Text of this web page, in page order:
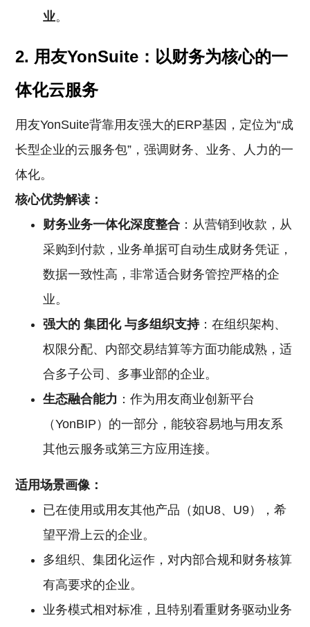
业。
2. 用友YonSuite：以财务为核心的一
体化云服务
用友YonSuite背靠用友强大的ERP基因，定位为“成
长型企业的云服务包”，强调财务、业务、人力的一
体化。
核心优势解读：
财务业务一体化深度整合 ：从营销到收款，从
采购到付款，业务单据可自动生成财务凭证，
数据一致性高，非常适合财务管控严格的企
业。
强大的 集团化 与多组织支持：在组织架构、
权限分配、内部交易结算等方面功能成熟，适
合多子公司、多事业部的企业。
生态融合能力 ：作为用友商业创新平台
（YonBIP）的一部分，能较容易地与用友系
其他云服务或第三方应用连接。
适用场景画像：
已在使用或用友其他产品（如U8、U9），希
望平滑上云的企业。
多组织、集团化运作，对内部合规和财务核算
有高要求的企业。
业务模式相对标准，且特别看重财务驱动业务